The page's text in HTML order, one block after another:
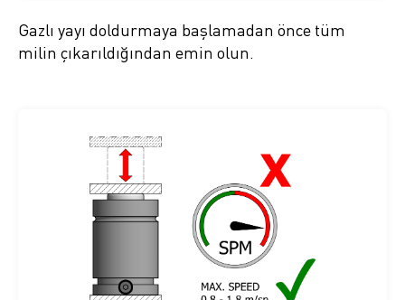
Gazlı yayı doldurmaya başlamadan önce tüm
milin çıkarıldığından emin olun.